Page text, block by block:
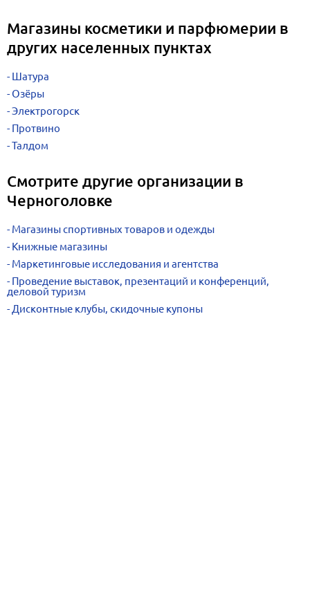
Магазины косметики и парфюмерии в
других населенных пунктах
Шатура
Озёры
Электрогорск
Протвино
Талдом
Смотрите другие организации в
Черноголовке
Магазины спортивных товаров и одежды
Книжные магазины
Маркетинговые исследования и агентства
Проведение выставок, презентаций и конференций,
деловой туризм
Дисконтные клубы, скидочные купоны